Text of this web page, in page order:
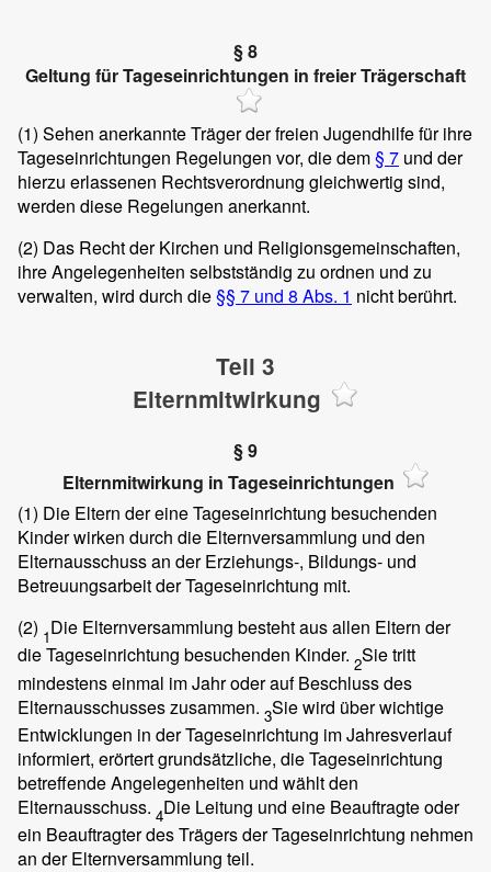
§ 8
Geltung für Tageseinrichtungen in freier Trägerschaft
(1) Sehen anerkannte Träger der freien Jugendhilfe für ihre
Tageseinrichtungen Regelungen vor, die dem§ 7 und der
hierzu erlassenen Rechtsverordnung gleichwertig sind,
werden diese Regelungen anerkannt.
(2) Das Recht der Kirchen und Religionsgemeinschaften,
ihre Angelegenheiten selbstständig zu ordnen und zu
verwalten, wird durch die§§ 7 und 8 Abs. 1 nicht berührt.
Teil 3
Elternmitwirkung
§ 9
Elternmitwirkung in Tageseinrichtungen
(1) Die Eltern der eine Tageseinrichtung besuchenden
Kinder wirken durch die Elternversammlung und den
Elternausschuss an der Erziehungs-, Bildungs- und
Betreuungsarbeit der Tageseinrichtung mit.
(2) 1Die Elternversammlung besteht aus allen Eltern der
die Tageseinrichtung besuchenden Kinder. 2Sie tritt
mindestens einmal im Jahr oder auf Beschluss des
Elternausschusses zusammen. 3Sie wird über wichtige
Entwicklungen in der Tageseinrichtung im Jahresverlauf
informiert, erörtert grundsätzliche, die Tageseinrichtung
betreffende Angelegenheiten und wählt den
Elternausschuss. 4Die Leitung und eine Beauftragte oder
ein Beauftragter des Trägers der Tageseinrichtung nehmen
an der Elternversammlung teil.